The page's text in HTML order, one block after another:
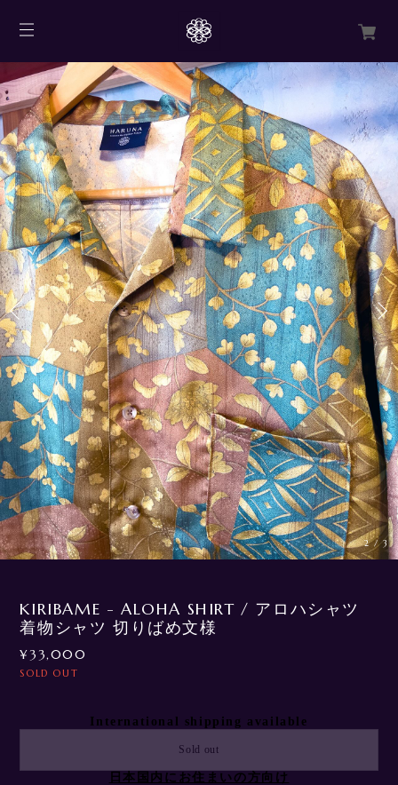
3/3
KIRIBAME - ALOHA SHIRT / アロハシャツ
着物シャツ 切りばめ文様
¥33,000
SOLD OUT
International shipping available
Sold out
日本国内にお住まいの方向け